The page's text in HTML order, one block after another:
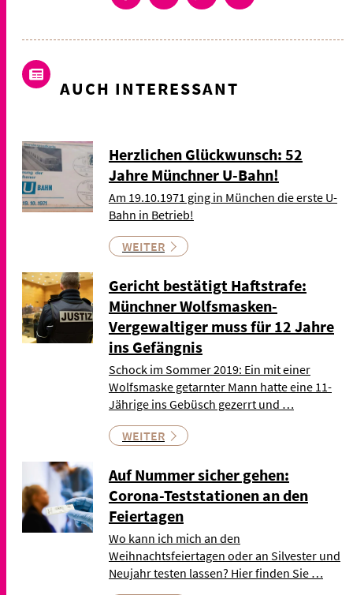
AUCH INTERESSANT
Herzlichen Glückwunsch: 52
Jahre Münchner U-Bahn!
Am 19.10.1971 ging in München die erste U-
Bahn in Betrieb!
WEITER
Gericht bestätigt Haftstrafe:
Münchner Wolfsmasken-
Vergewaltiger muss für 12 Jahre
ins Gefängnis
Schock im Sommer 2019: Ein mit einer
Wolfsmaske getarnter Mann hatte eine 11-
Jährige ins Gebüsch gezerrt und …
WEITER
Auf Nummer sicher gehen:
Corona-Teststationen an den
Feiertagen
Wo kann ich mich an den
Weihnachtsfeiertagen oder an Silvester und
Neujahr testen lassen? Hier finden Sie …